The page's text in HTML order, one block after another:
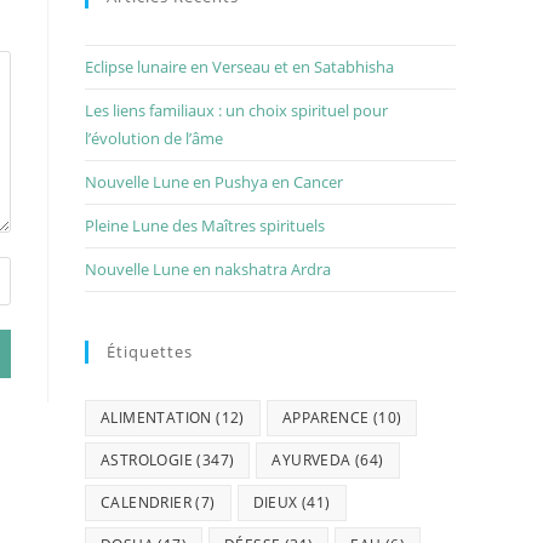
Eclipse lunaire en Verseau et en Satabhisha
Les liens familiaux : un choix spirituel pour
l’évolution de l’âme
Nouvelle Lune en Pushya en Cancer
Pleine Lune des Maîtres spirituels
Nouvelle Lune en nakshatra Ardra
Étiquettes
ALIMENTATION (12) APPARENCE (10)
ASTROLOGIE (347) AYURVEDA (64)
CALENDRIER(7) DIEUX (41)